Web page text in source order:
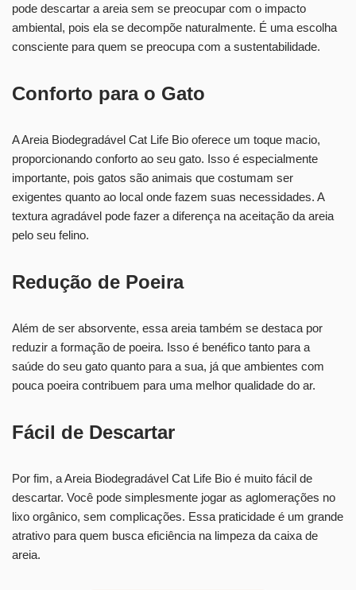
pode descartar a areia sem se preocupar com o impacto
ambiental, pois ela se decompõe naturalmente. É uma escolha
consciente para quem se preocupa com a sustentabilidade.
Conforto para o Gato
A Areia Biodegradável Cat Life Bio oferece um toque macio,
proporcionando conforto ao seu gato. Isso é especialmente
importante, pois gatos são animais que costumam ser
exigentes quanto ao local onde fazem suas necessidades. A
textura agradável pode fazer a diferença na aceitação da areia
pelo seu felino.
Redução de Poeira
Além de ser absorvente, essa areia também se destaca por
reduzir a formação de poeira. Isso é benéfico tanto para a
saúde do seu gato quanto para a sua, já que ambientes com
pouca poeira contribuem para uma melhor qualidade do ar.
Fácil de Descartar
Por fim, a Areia Biodegradável Cat Life Bio é muito fácil de
descartar. Você pode simplesmente jogar as aglomerações no
lixo orgânico, sem complicações. Essa praticidade é um grande
atrativo para quem busca eficiência na limpeza da caixa de
areia.